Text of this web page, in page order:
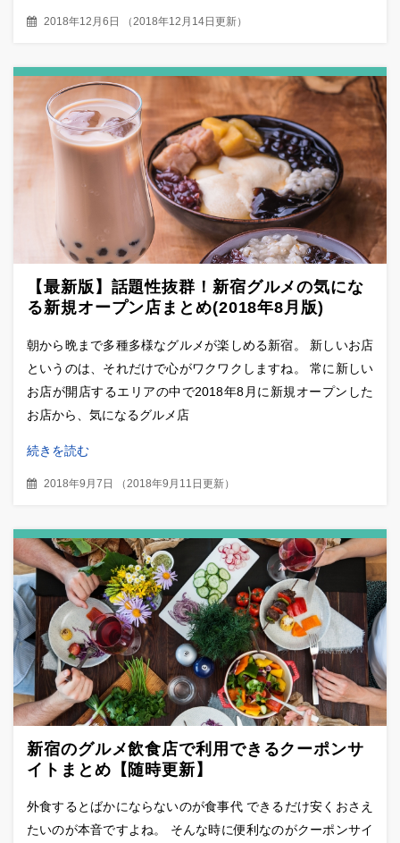
2018年12月6日 （2018年12月14日更新）
【最新版】話題性抜群！新宿グルメの気にな
る新規オープン店まとめ(2018年8月版)
朝から晩まで多種多様なグルメが楽しめる新宿。 新しいお店
というのは、それだけで心がワクワクしますね。 常に新しい
お店が開店するエリアの中で2018年8月に新規オープンした
お店から、気になるグルメ店
続きを読む
2018年9月7日 （ 2018年9月11日更新）
新宿のグルメ飲食店で利用できるクーポンサ
イトまとめ【随時更新】
外食するとばかにならないのが食事代 できるだけ安くおさえ
たいのが本音ですよね。 そんな時に便利なのがクーポンサイ